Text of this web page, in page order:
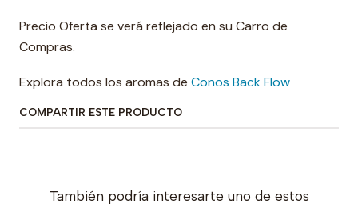
Precio Oferta se verá reflejado en su Carro de
Compras.
Explora todos los aromas de Conos Back Flow
COMPARTIR ESTE PRODUCTO
También podría interesarte uno de estos